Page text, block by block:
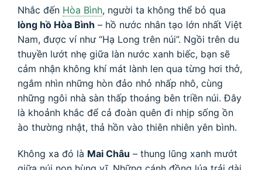
Nhắc đến Hòa Bình, người ta không thể bỏ qua
lòng hồ Hòa Bình – hồ nước nhân tạo lớn nhất Việt
Nam, được ví như “Hạ Long trên núi”. Ngồi trên du
thuyền lướt nhẹ giữa làn nước xanh biếc, bạn sẽ
cảm nhận không khí mát lành len qua từng hơi thở,
ngắm nhìn những hòn đảo nhỏ nhấp nhô, cùng
những ngôi nhà sàn thấp thoáng bên triền núi. Đây
là khoảnh khắc để cả đoàn quên đi nhịp sống ồn
ào thường nhật, thả hồn vào thiên nhiên yên bình.
Không xa đó là Mai Châu – thung lũng xanh mướt